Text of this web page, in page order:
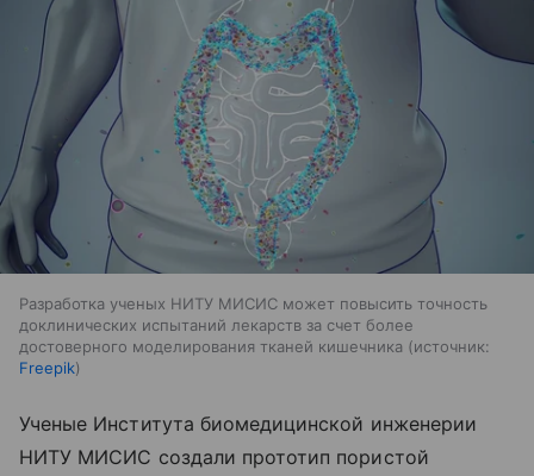
Разработка ученых НИТУ МИСИС может повысить точность
доклинических испытаний лекарств за счет более
достоверного моделирования тканей кишечника
источник:
Freepik
Ученые Института биомедицинской инженерии
НИТУ МИСИС создали прототип пористой